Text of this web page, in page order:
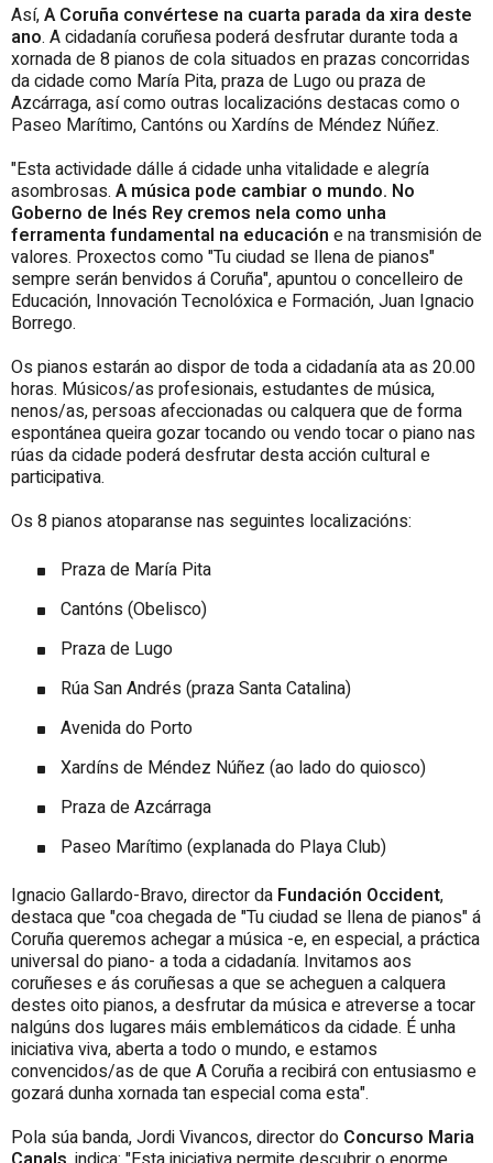
Así,A Coruña convértese na cuarta parada da xira deste
ano. A cidadanía coruñesa poderá desfrutar durante toda a
xornada de 8 pianos de cola situados en prazas concorridas
da cidade como María Pita, praza de Lugo ou praza de
Azcárraga, así como outras localizacións destacas como o
Paseo Marítimo, Cantóns ou Xardíns de Méndez Núñez.
"Esta actividade dálle á cidade unha vitalidade e alegría
asombrosas. A música pode cambiar o mundo. No
Goberno de Inés Rey cremos nela como unha
ferramenta fundamental na educación e na transmisión de
valores. Proxectos como "Tu ciudad se llena de pianos"
sempre serán benvidos á Coruña", apuntou o concelleiro de
Educación, Innovación Tecnolóxica e Formación, Juan Ignacio
Borrego.
Os pianos estarán ao dispor de toda a cidadanía ata as 20.00
horas. Músicos/as profesionais, estudantes de música,
nenos/as, persoas afeccionadas ou calquera que de forma
espontánea queira gozar tocando ou vendo tocar o piano nas
rúas da cidade poderá desfrutar desta acción cultural e
participativa.
Os 8 pianos atoparanse nas seguintes localizacións:
Praza de María Pita
Cantóns (Obelisco)
Praza de Lugo
Rúa San Andrés (praza Santa Catalina)
Avenida do Porto
Xardíns de Méndez Núñez (ao lado do quiosco)
Praza de Azcárraga
Paseo Marítimo (explanada do Playa Club)
Ignacio Gallardo-Bravo, director da Fundación Occident,
destaca que "coa chegada de "Tu ciudad se llena de pianos" á
Coruña queremos achegar a música -e, en especial, a práctica
universal do piano- a toda a cidadanía. Invitamos aos
coruñeses e ás coruñesas a que se acheguen a calquera
destes oito pianos, a desfrutar da música e atreverse a tocar
nalgúns dos lugares máis emblemáticos da cidade. É unha
iniciativa viva, aberta a todo o mundo, e estamos
convencidos/as de que A Coruña a recibirá con entusiasmo e
gozará dunha xornada tan especial coma esta".
Pola súa banda, Jordi Vivancos, director do Concurso Maria